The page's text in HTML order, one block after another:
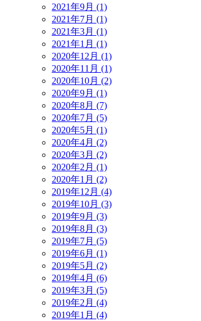
2021年9月 (1)
2021年7月 (1)
2021年3月 (1)
2021年1月 (1)
2020年12月 (1)
2020年11月 (1)
2020年10月 (2)
2020年9月 (1)
2020年8月 (7)
2020年7月 (5)
2020年5月 (1)
2020年4月 (2)
2020年3月 (2)
2020年2月 (1)
2020年1月 (2)
2019年12月 (4)
2019年10月 (3)
2019年9月 (3)
2019年8月 (3)
2019年7月 (5)
2019年6月 (1)
2019年5月 (2)
2019年4月 (6)
2019年3月 (5)
2019年2月 (4)
2019年1月 (4)